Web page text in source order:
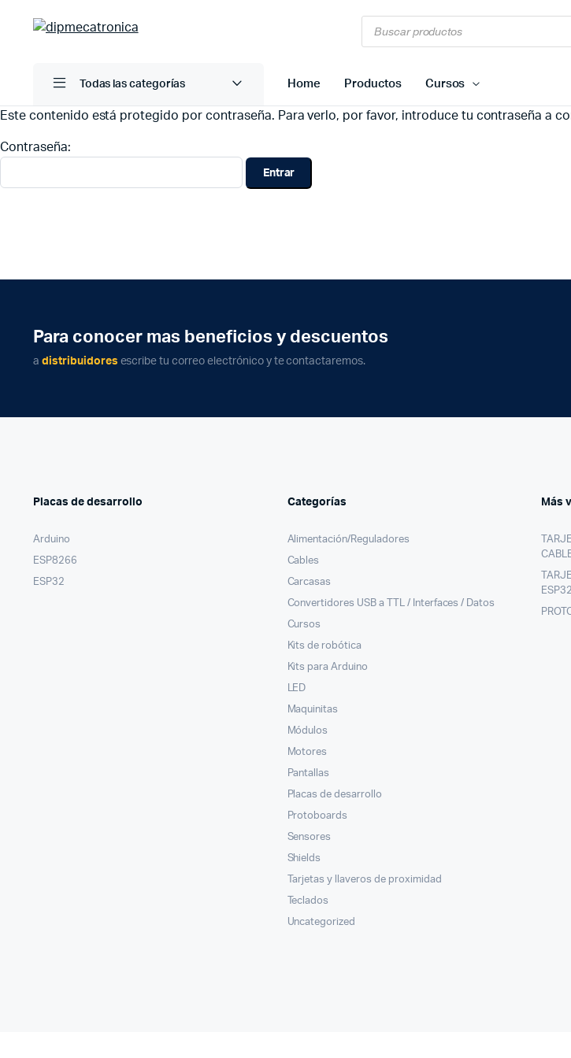
de
productos
Todas las categorías Home Productos Cursos
Este contenido está protegido por contraseña. Para verlo, por favor, introduce tu contraseña a
Contraseña:
Para conocer mas beneficios y descuentos
a distribuidores escribe tu correo electrónico y te contactaremos.
Placas de desarrollo
Arduino
ESP8266
ESP32
Categorías
Alimentación/Reguladores
Cables
Carcasas
Convertidores USB a TTL / Interfaces / Datos
Cursos
Kits de robótica
Kits para Arduino
LED
Maquinitas
Módulos
Motores
Pantallas
Placas de desarrollo
Protoboards
Sensores
Shields
Tarjetas y llaveros de proximidad
Teclados
Uncategorized
Más
ESP32